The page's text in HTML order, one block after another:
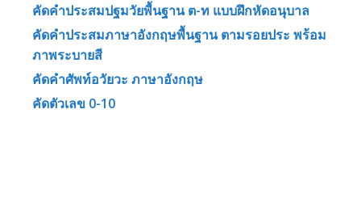
คัดคำประสมปฐมวัยพื้นฐาน ต-ท แบบฝึกหัดอนุบาล
คัดคำประสมภาษาอังกฤษพื้นฐาน ตามรอยประ พร้อม
ภาพระบายสี
คัดคำศัพท์อวัยวะ ภาษาอังกฤษ
คัดตัวเลข 0-10